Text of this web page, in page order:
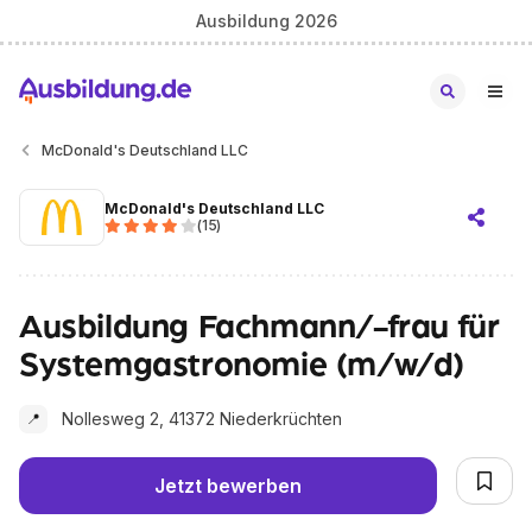
Ausbildung 2026
McDonald's Deutschland LLC
McDonald's Deutschland LLC
(15)
Ausbildung Fachmann/-frau für
Systemgastronomie (m/w/d)
📍 Nollesweg 2, 41372 Niederkrüchten
Jetzt bewerben